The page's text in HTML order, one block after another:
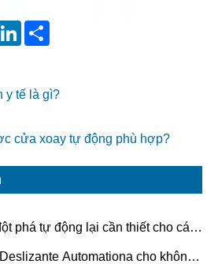
PinterestLinkedIn
y tế là gì?
cửa xoay tự động phù hợp?
phá tự động lại cần thiết cho các
Automationa cho không